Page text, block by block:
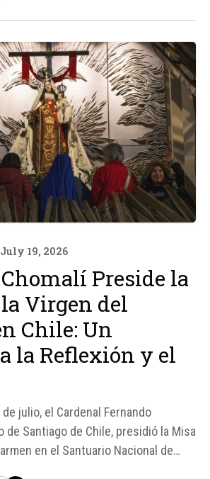
July 19, 2026
Preside la
Virgen del
Chile: Un
la Reflexión y el
julio, el Cardenal Fernando
de Santiago de Chile, presidió la Misa
en el Santuario Nacional de